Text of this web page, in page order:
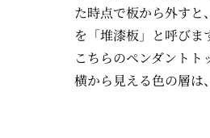
た時点で板から外すと
を「堆漆板」と呼びま
こちらのペンダントト
横から見える色の層は